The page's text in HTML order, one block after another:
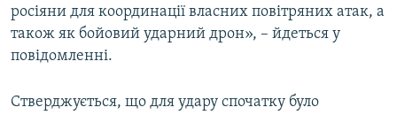
росіяни для координації власних повітряних атак, а
також як бойовий ударний дрон», – йдеться у
повідомленні.
Стверджується, що для удару спочатку було